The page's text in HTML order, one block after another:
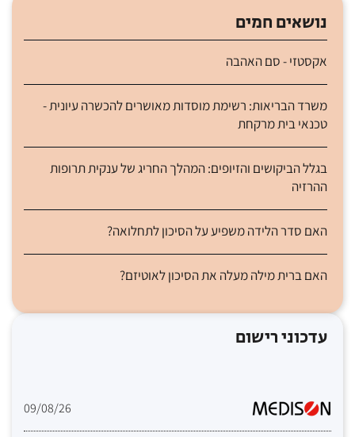
נושאים חמים
אקסטזי - סם האהבה
משרד הבריאות: רשימת מוסדות מאושרים להכשרה עיונית -
טכנאי בית מרקחת
בגלל הביקושים והזיופים: המהלך החריג של ענקית תרופות
ההרזיה
האם סדר הלידה משפיע על הסיכון לתחלואה?
האם ברית מילה מעלה את הסיכון לאוטיזם?
עדכוני רישום
09/08/26